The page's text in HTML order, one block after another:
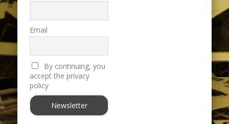
Email
By continuing, you
accept the privacy
policy